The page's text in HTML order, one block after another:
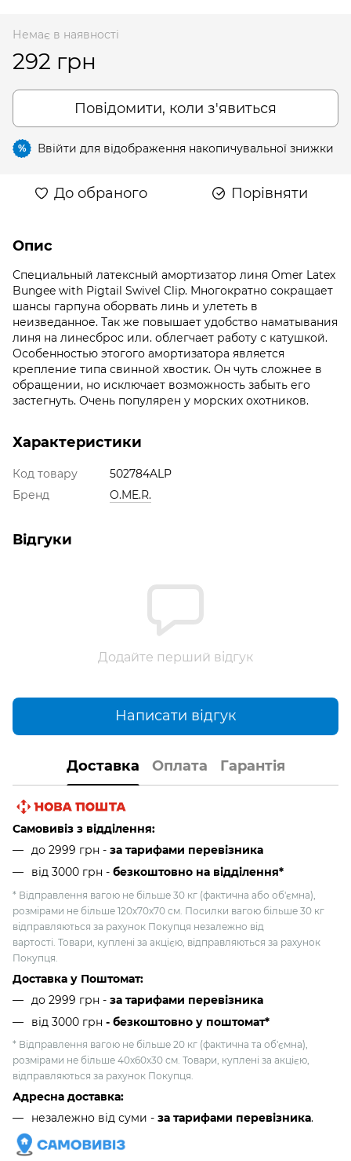
Немає в наявності
292 грн
Повідомити, коли з'явиться
% Ввійти для відображення накопичувальної знижки
До обраного Порівняти
Опис
Специальный латексный амортизатор линя Omer Latex
Bungee with Pigtail Swivel Clip. Многократно сокращает
шансы гарпуна оборвать линь и улететь в
неизведанное. Так же повышает удобство наматывания
линя на линесброс или. облегчает работу с катушкой.
Особенностью этогого амортизатора является
крепление типа свинной хвостик. Он чуть сложнее в
обращении, но исключает возможность забыть его
застегнуть. Очень популярен у морских охотников.
Характеристики
Код товару
502784ALP
Бренд
O.ME.R.
Відгуки
Додайте перший відгук
Написати відгук
Доставка Оплата Гарантія
Самовивіз з відділення:
до 2999 грн - за тарифами перевізника
від 3000 грн - безкоштовно на відділення*
* Відправлення вагою не більше 30 кг (фактична або об'ємна),
розмірами не більше 120х70х70 см. Посилки вагою більше 30 кг
відправляються за рахунок Покупця незалежно від
вартості. Товари, куплені за акцією, відправляються за рахунок
Покупця.
Доставка у Поштомат:
до 2999 грн - за тарифами перевізника
від 3000 грн - безкоштовно у поштомат*
* Відправлення вагою не більше 20 кг (фактична та об'ємна),
розмірами не більше 40х60х30 см. Товари, куплені за акцією,
відправляються за рахунок Покупця.
Адресна доставка:
незалежно від суми - за тарифами перевізника.